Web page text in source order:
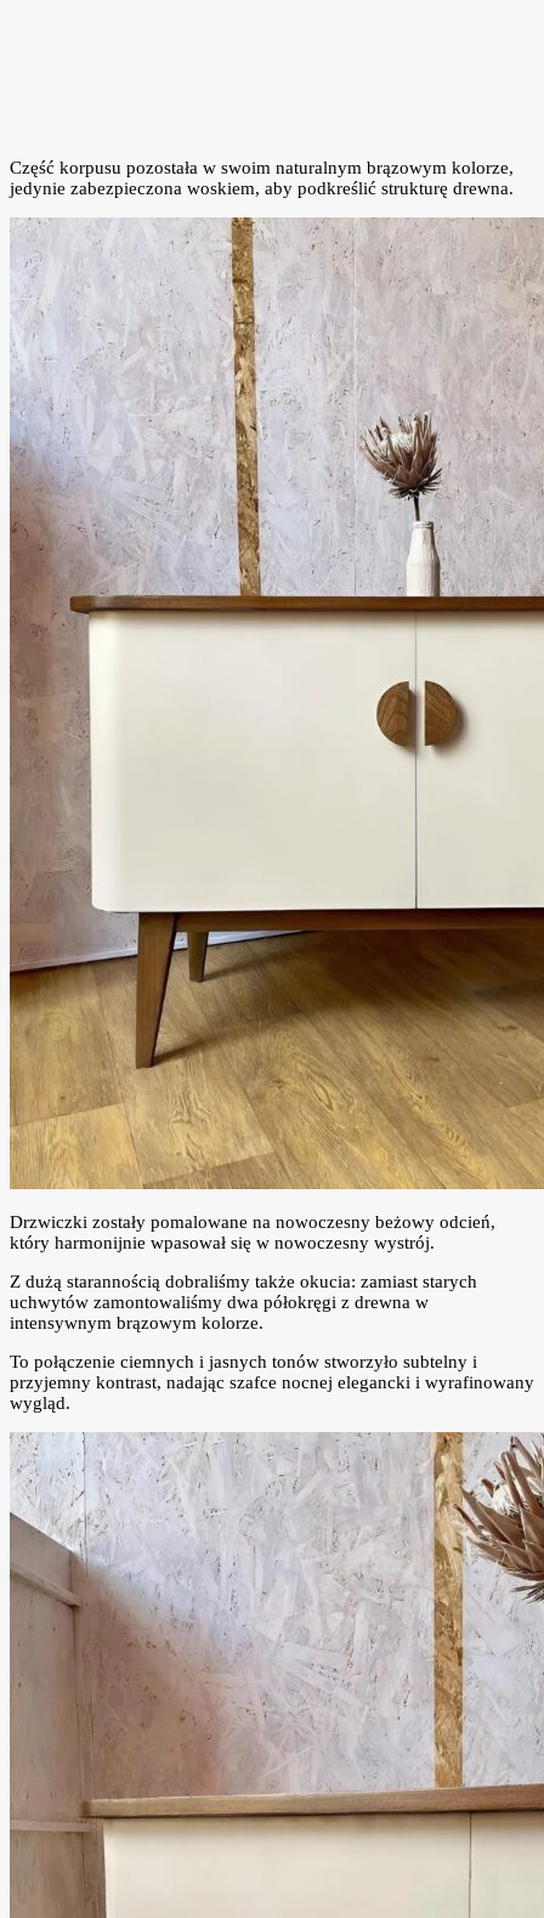
Część korpusu pozostała w swoim naturalnym brązowym kolorze,
jedynie zabezpieczona woskiem, aby podkreślić strukturę drewna.
Drzwiczki zostały pomalowane na nowoczesny beżowy odcień,
który harmonijnie wpasował się w nowoczesny wystrój.
Z dużą starannością dobraliśmy także okucia: zamiast starych
uchwytów zamontowaliśmy dwa półokręgi z drewna w
intensywnym brązowym kolorze.
To połączenie ciemnych i jasnych tonów stworzyło subtelny i
przyjemny kontrast, nadając szafce nocnej elegancki i wyrafinowany
wygląd.